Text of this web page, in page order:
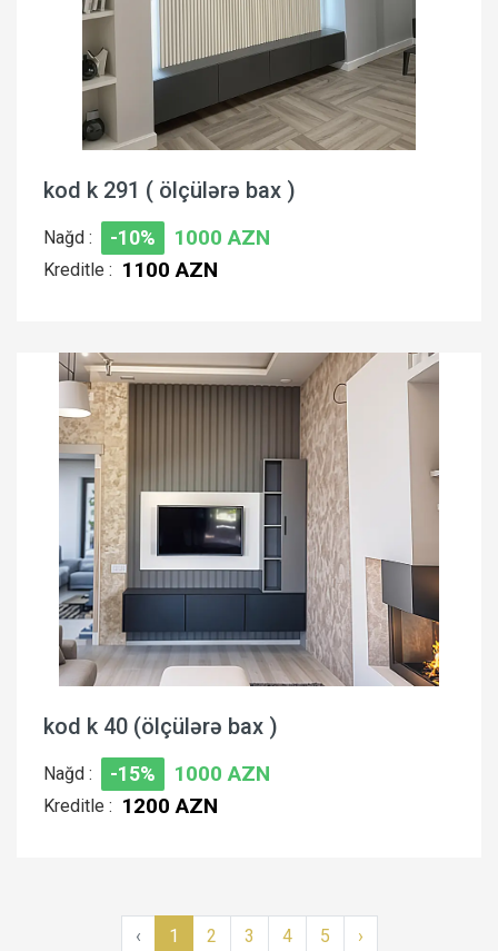
kod k 291 ( ölçülərə bax )
Nağd : -10% 1000 AZN
Kreditle : 1100 AZN
kod k 40 (ölçülərə bax )
Nağd : -15% 1000 AZN
Kreditle : 1200 AZN
‹ 1 2 3 4 5 ›